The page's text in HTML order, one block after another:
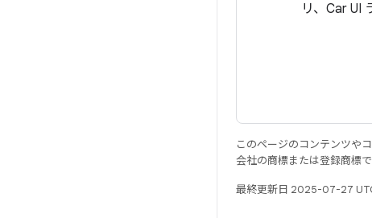
リ、Car UI
このページのコンテンツや
会社の商標または登録商標で
最終更新日 2025-07-27